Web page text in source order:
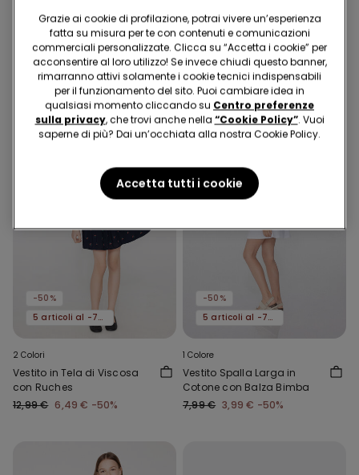
T-Shirt Basic Girocollo
Bambini in 100% Cotone
Unisex
4,99 € 2,49 €-50%
Vestito in Tela di Viscosa
con Ruches
12,99 €
6,49 €-50%
-50%
5 articoli al -70%
2 Colori
Vestito in Tela di Viscosa
con Ruches
12,99 € 6,49 € -50%
-50%
5 articoli al -70%
1 Colore
Vestito Spalla Larga in
Cotone con Balza Bimba
7,99 € 3,99 € -50%
Grazie ai cookie di profilazione, potrai vivere un’esperienza
fatta su misura per te con contenuti e comunicazioni
commerciali personalizzate. Clicca su “Accetta i cookie” per
acconsentire al loro utilizzo! Se invece chiudi questo banner,
rimarranno attivi solamente i cookie tecnici indispensabili
per il funzionamento del sito. Puoi cambiare idea in
qualsiasi momento cliccando su Centro preferenze
sulla privacy, che trovi anche nella “Cookie Policy”. Vuoi
saperne di più? Dai un’occhiata alla nostra Cookie Policy.
Accetta tutti i cookie